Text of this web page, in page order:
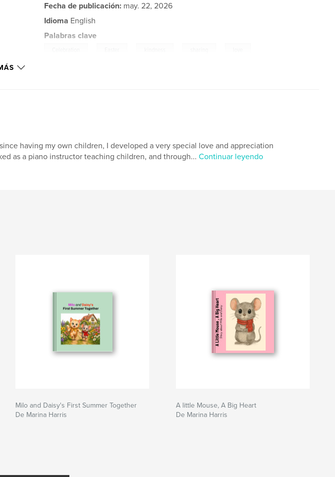
Fecha de publicación: may. 22, 2026
Idioma English
Palabras clave
having my own children, I developed a very special love and appreciation
as a piano instructor teaching children, and through... Continuar leyendo
Milo and Daisy's First Summer Together
De Marina Harris
A little Mouse, A Big Heart
De Marina Harris